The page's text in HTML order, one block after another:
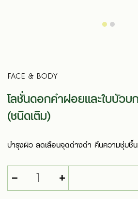
FACE & BODY
โลชั่นดอกคำฝอยและใบบัว
(ชนิดเติม)
บำรุงผิว ลดเลือนจุดด่างดำ คืนความชุ่มชื้น
- +